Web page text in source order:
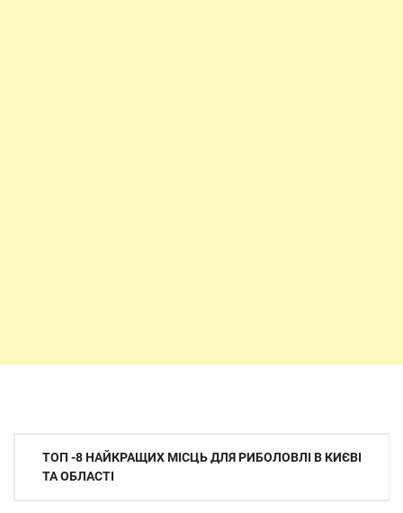
Навігація
записів
ТОП -8 НАЙКРАЩИХ МІСЦЬ ДЛЯ РИБОЛОВЛІ В КИЄВІ
ТА ОБЛАСТІ